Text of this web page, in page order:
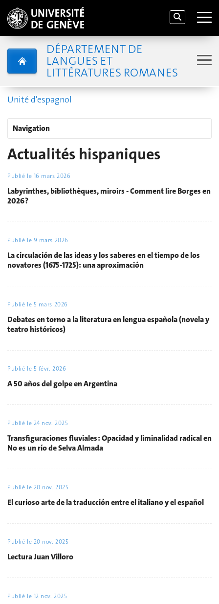
DÉPARTEMENT DE
LANGUES ET
LITTÉRATURES ROMANES
Unité d'espagnol
Navigation
Actualités hispaniques
Publié le 16 mars 2026
Labyrinthes, bibliothèques, miroirs - Comment lire Borges en
2026 ?
Publié le 9 mars 2026
La circulación de las ideas y los saberes en el tiempo de los
novatores (1675-1725): una aproximación
Publié le 5 mars 2026
Debates en torno a la literatura en lengua española (novela y
teatro históricos)
Publié le 5 févr. 2026
A 50 años del golpe en Argentina
Publié le 24 nov. 2025
Transfiguraciones fluviales : Opacidad y liminalidad radical en
No es un río de Selva Almada
Publié le 20 nov. 2025
El curioso arte de la traducción entre el italiano y el español
Publié le 20 nov. 2025
Lectura Juan Villoro
Publié le 12 nov. 2025